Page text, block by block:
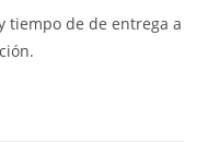
tiempo de de entrega a